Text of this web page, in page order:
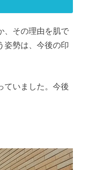
、その理由を肌で
姿勢は、今後の印
ていました。今後